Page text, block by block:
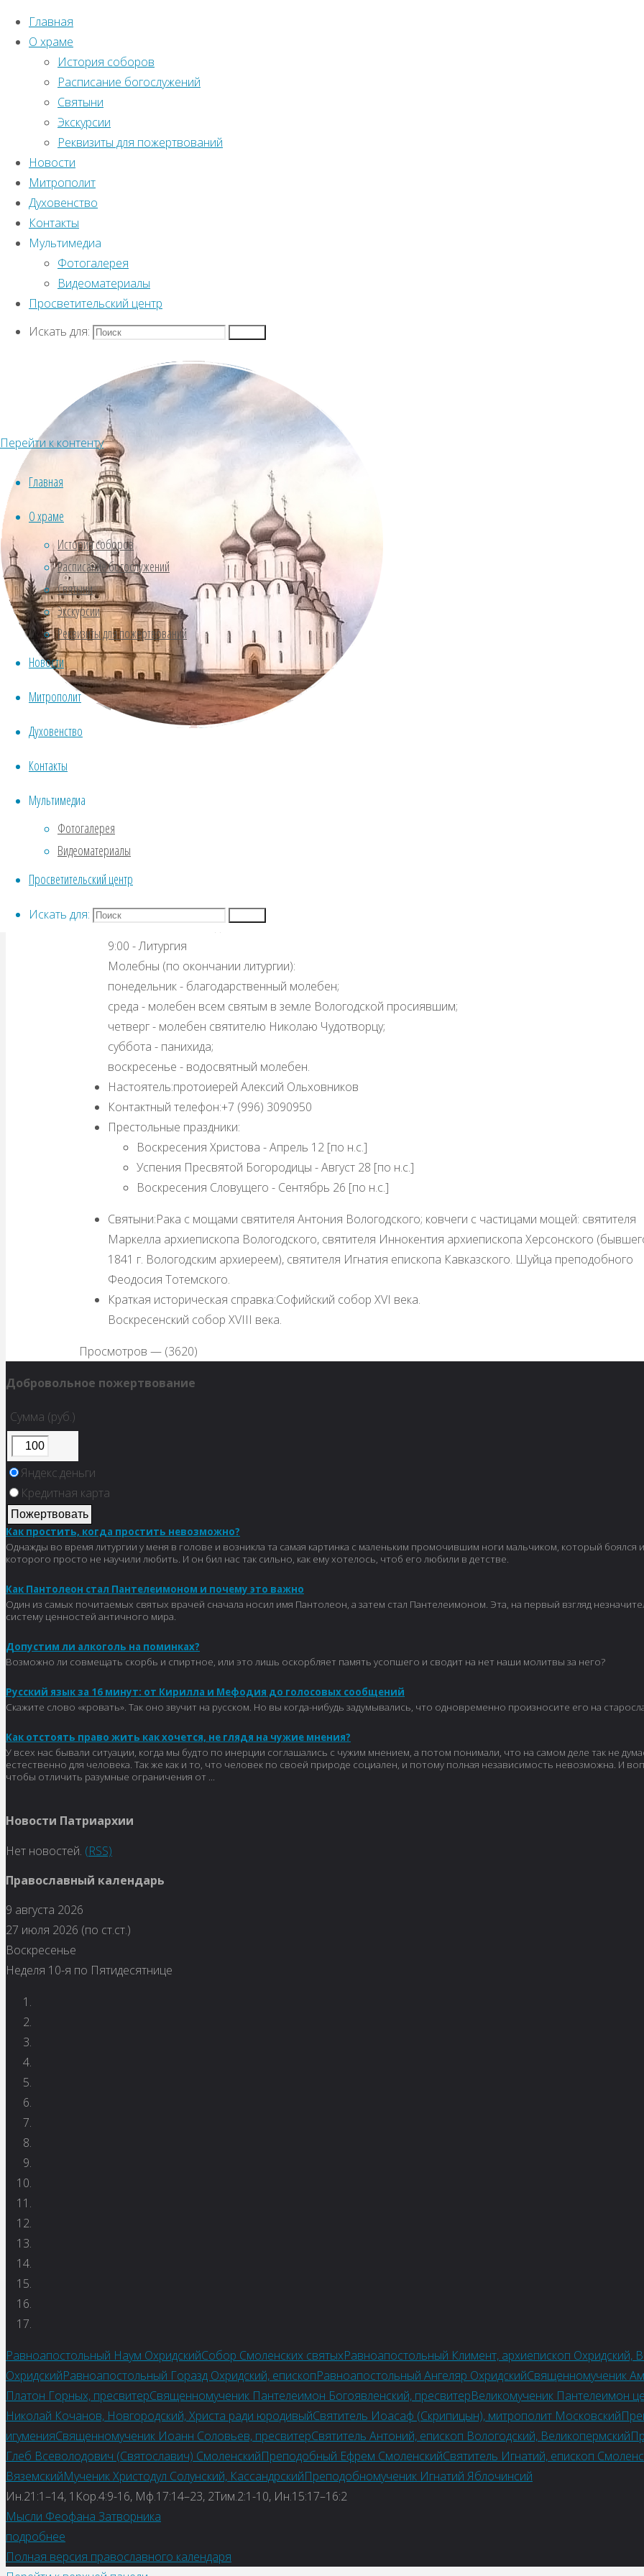
Главная
О храме
История соборов
Расписание богослужений
Святыни
Экскурсии
Реквизиты для пожертвований
Новости
Митрополит
Духовенство
Контакты
Мультимедиа
Фотогалерея
Видеоматериалы
Просветительский центр
Искать для:
Перейти к контенту
Главная
О храме
История соборов
Расписание богослужений
Святыни
Экскурсии
Реквизиты для пожертвований
Новости
Митрополит
Духовенство
Контакты
Мультимедиа
Фотогалерея
Видеоматериалы
Просветительский центр
Искать для:
Главная страница
Контакты
Воскресенский и Софийский Успенский кафедральный собор г. Вологды
собораРусская Православная Церковь, Вологодская митрополия,
архиерейских подворий
Контактная информация
Vologdasobor@yandex.ru
+7 (996) 3090950, протоиерей Алексий Ольховников
+7 (999) 2608815, иерей Сергий Зяблицкий
https://vk.com/kaf.sobor
Адрес:
Россия, Вологодская обл., Вологда, улица Сергея Орлова, 15 (Кремлевская площадь, 3)
Расписание богослужений (общее кратко):
В будни:
17:00 - Вечернее богослужение
В воскресные дни:
9:00 - Литургия
Молебны (по окончании литургии):
понедельник - благодарственный молебен;
среда - молебен всем святым в земле Вологодской просиявшим;
четверг - молебен святителю Николаю Чудотворцу;
суббота - панихида;
воскресенье - водосвятный молебен.
Настоятель:протоиерей Алексий Ольховников
Контактный телефон:+7 (996) 3090950
Престольные праздники:
Воскресения Христова - Апрель 12 [по н.с.]
Успения Пресвятой Богородицы - Август 28 [по н.с.]
Воскресения Словущего - Сентябрь 26 [по н.с.]
Святыни:Рака с мощами святителя Антония Вологодского; ковчеги с частицами мощей: святителя
Маркелла архиепископа Вологодского, святителя Иннокентия архиепископа Херсонского
1841 г. Вологодским архиереем), святителя Игнатия епископа Кавказского. Шуйца преподобного
Феодосия Тотемского.
Краткая историческая справка:Софийский собор XVI века.
Воскресенский собор XVIII века.
Просмотров — (3620)
Добровольное пожертвование
Сумма (руб.)
Яндекс.деньги
Кредитная карта
Как простить, когда простить невозможно?
Однажды во время литургии у меня в голове и возникла та самая картинка с маленьким промочившим ноги мальчиком, который
которого просто не научили любить. И он бил нас так сильно, как ему хотелось, чтоб его любили в детстве.
Как Пантолеон стал Пантелеимоном и почему это важно
Один из самых почитаемых святых врачей сначала носил имя Пантолеон, а затем стал Пантелеимоном. Эта, на первый взгляд
систему ценностей античного мира.
Допустим ли алкоголь на поминках?
Возможно ли совмещать скорбь и спиртное, или это лишь оскорбляет память усопшего и сводит на нет наши молитвы за него?
Русский язык за 16 минут: от Кирилла и Мефодия до голосовых сообщений
Скажите слово «кровать». Так оно звучит на русском. Но вы когда-нибудь задумывались, что одновременно произносите его на
Как отстоять право жить как хочется, не глядя на чужие мнения?
У всех нас бывали ситуации, когда мы будто по инерции соглашались с чужим мнением, а потом понимали, что на самом деле так не
естественно для человека. Так же как и то, что человек по своей природе социален, и потому полная независимость невозможна. И
чтобы отличить разумные ограничения от ...
Новости Патриархии
Нет новостей. (RSS)
Православный календарь
9 августа 2026
27 июля 2026 (по ст.ст.)
Воскресенье
Неделя 10-я по Пятидесятнице
Равноапостольный Наум ОхридскийСобор Смоленских святыхРавноапостольный Климент, архиепископ Охридский,
ОхридскийРавноапостольный Горазд Охридский, епископРавноапостольный Ангеляр ОхридскийСвященномученик
Платон Горных, пресвитерСвященномученик Пантелеимон Богоявленский, пресвитерВеликомученик Пантелеимон
Николай Кочанов, Новгородский, Христа ради юродивыйСвятитель Иоасаф (Скрипицын), митрополит Московский
игуменияСвященномученик Иоанн Соловьев, пресвитерСвятитель Антоний, епископ Вологодский, Великопермский
Глеб Всеволодович (Святославич) СмоленскийПреподобный Ефрем СмоленскийСвятитель Игнатий, епископ
ВяземскийМученик Христодул Солунский, КассандрскийПреподобномученик Игнатий Яблочинсий
Ин.21:1–14, 1Кор.4:9-16, Мф.17:14–23, 2Тим.2:1-10, Ин.15:17–16:2
Мысли Феофана Затворника
подробнее
Полная версия православного календаря